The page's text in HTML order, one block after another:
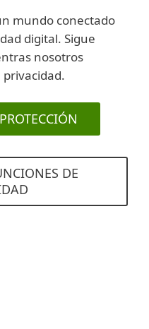
mundo conectado
digital. Sigue
nosotros
DE